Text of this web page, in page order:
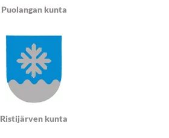
Puolangan kunta
Ristijärven kunta